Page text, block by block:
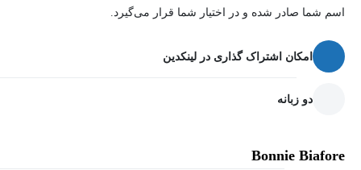
اسم شما صادر شده و در اختیار شما قرار می‌گیرد.
امکان اشتراک گذاری در لینکدین
دو زبانه
Bonnie Biafore